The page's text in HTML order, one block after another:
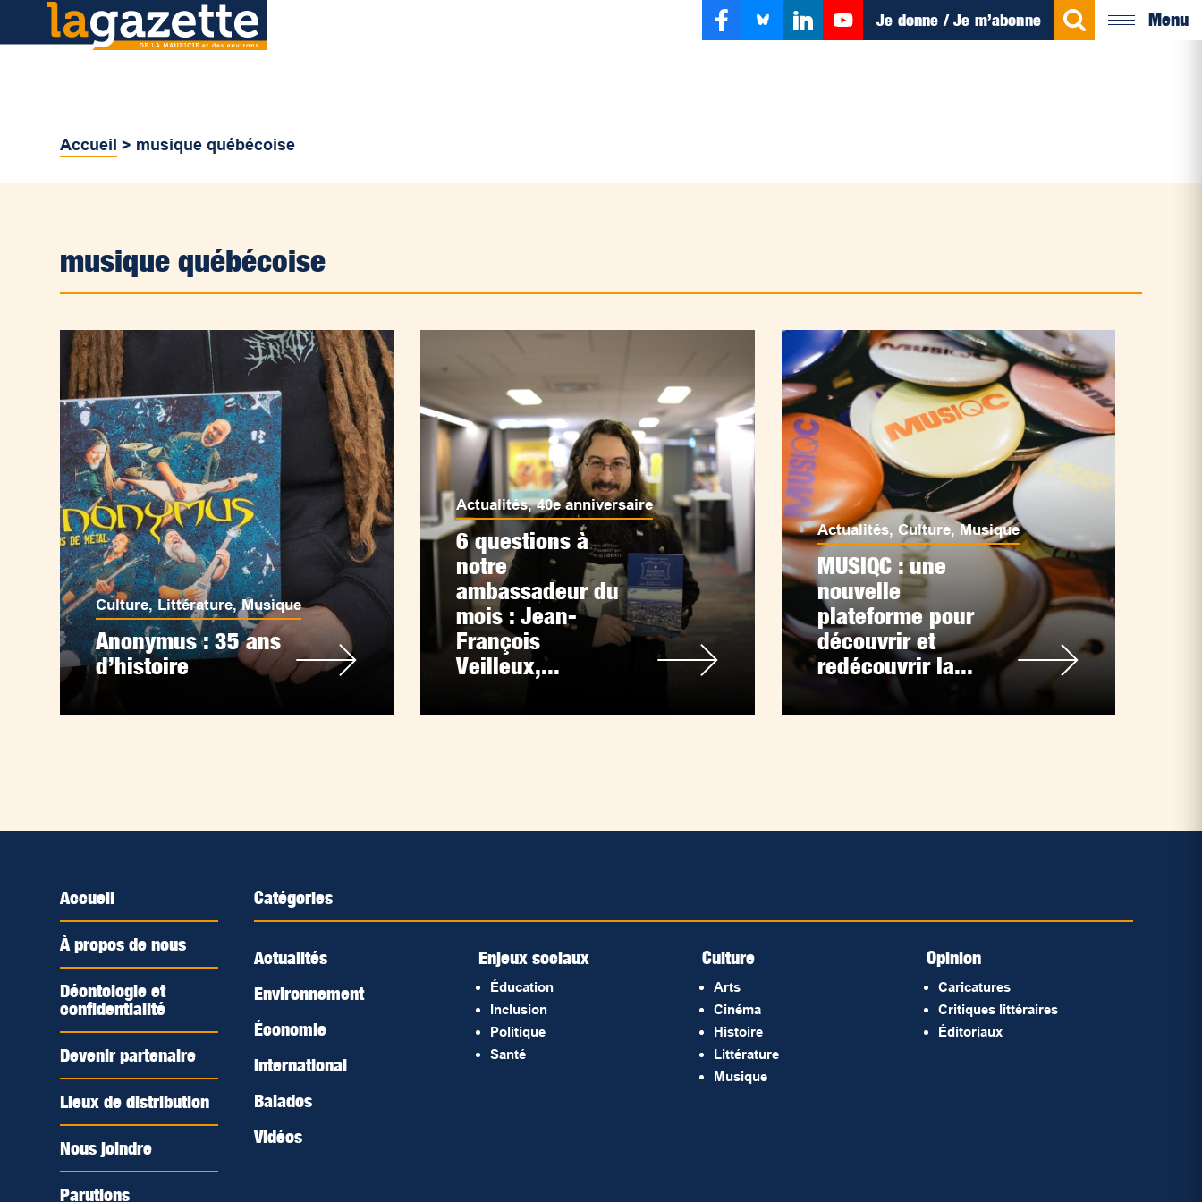
Je donne / Je m’abonne Menu
Accueil > musique québécoise
musique québécoise
Culture,Littérature,Musique
Anonymus : 35 ans
d’histoire
Actualités,40e anniversaire
6 questions à
notre
ambassadeur du
mois : Jean-
François
Veilleux,...
Actualités, Culture, Musique
MUSIQC : une
nouvelle
plateforme pour
découvrir et
redécouvrir la...
Accueil
À propos de nous
Déontologie et
confidentialité
Devenir partenaire
Lieux de distribution
Nous joindre
Parutions
Catégories
Actualités
Environnement
Économie
International
Balados
Vidéos
Enjeux sociaux
Éducation
Inclusion
Politique
Santé
Culture
Arts
Cinéma
Histoire
Littérature
Musique
Opinion
Caricatures
Critiques littéraires
Éditoriaux